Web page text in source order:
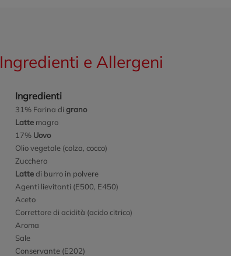
Ingredienti e Allergeni
Ingredienti
31% Farina digrano
Latte magro
17% Uovo
Olio vegetale (colza, cocco)
Zucchero
Lattedi burro in polvere
Agenti lievitanti (E500, E450)
Aceto
Correttore di acidità (acido citrico)
Aroma
Sale
Conservante (E202)